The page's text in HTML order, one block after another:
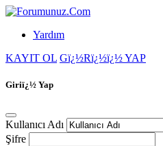
Yardım
KAYIT OL Gï¿½Rï¿½ï¿½ YAP
Giriï¿½ Yap
Kullanıcı Adı
Şifre